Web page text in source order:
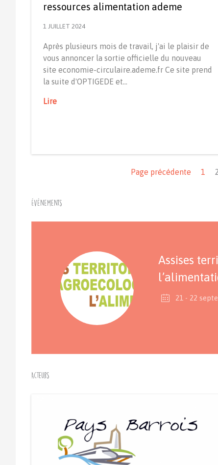
ressources alimentation ademe
1 JUILLET 2024
Après plusieurs mois de travail, j'ai le plaisir de
vous annoncer la sortie officielle du nouveau
site economie-circulaire.ademe.fr Ce site prend
la suite d'OPTIGEDE et…
Lire
Page précédente
1 2
Événements
Assises
21 - 22
Acteurs